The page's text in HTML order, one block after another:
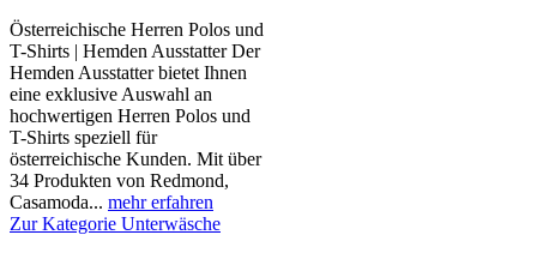
Österreichische Herren Polos und
T-Shirts | Hemden Ausstatter Der
Hemden Ausstatter bietet Ihnen
eine exklusive Auswahl an
hochwertigen Herren Polos und
T-Shirts speziell für
österreichische Kunden. Mit über
34 Produkten von Redmond,
Casamoda... mehr erfahren
Zur Kategorie Unterwäsche